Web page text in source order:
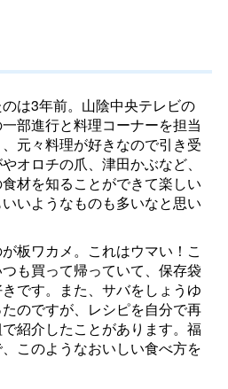
は3年前。山陰中央テレビの
部進行と料理コーナーを担当
元々料理が好きなので引き受
オロチの爪、津田かぶなど、
材を知ることができて楽しい
いようなものも多いなと思い
板ワカメ。これはウマい！こ
も買って帰っていて、保存袋
です。また、サバをしょうゆ
のですが、レシピを自分で再
紹介したことがあります。福
このようなおいしい食べ方を